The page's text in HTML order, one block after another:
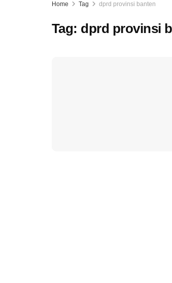
Home Tag dprd provinsi banten
Tag: dprd provinsi